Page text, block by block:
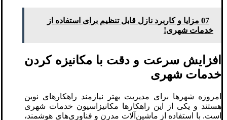
07 مزایا و کاربرد نازل قابل تنظیم برای استفاده از
خدمات شهری!
افزایش سرعت و دقت با مکانیزه کردن
خدمات شهری
امروزه شهرها برای مدیریت بهتر نیازمند راهکارهای نوین
هستند و یکی از این راهکارها مکانیزاسیون خدمات شهری
است. با استفاده از ماشین‌آلات مدرن و فناوری‌های هوشمند،